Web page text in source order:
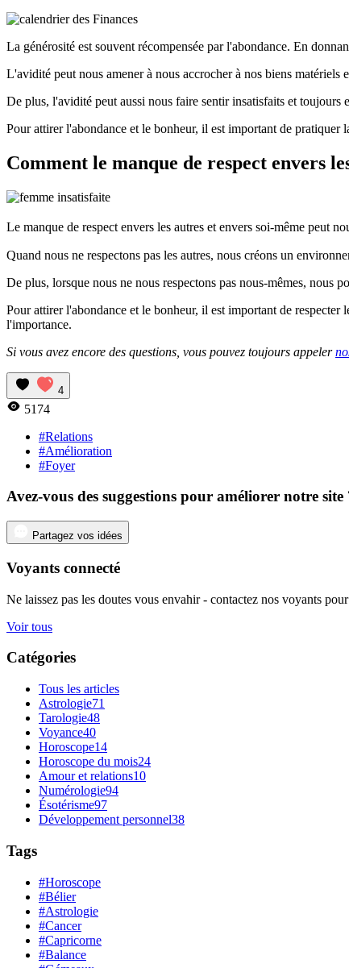
La générosité est souvent récompensée par l'abondance. En
L'avidité peut nous amener à nous accrocher à nos biens
De plus, l'avidité peut aussi nous faire sentir insatisfaits et toujours
Pour attirer l'abondance et le bonheur, il est important de pratiquer
Comment le manque de respect envers
Le manque de respect envers les autres et envers soi-même peut
Quand nous ne respectons pas les autres, nous créons un
De plus, lorsque nous ne nous respectons pas nous-mêmes, nous
Pour attirer l'abondance et le bonheur, il est important de respecter
l'importance.
Si vous avez encore des questions, vous pouvez toujours appeler
4
5174
#Relations
#Amélioration
#Foyer
Avez-vous des suggestions pour améliorer notre site
Partagez vos idées
Voyants connecté
Ne laissez pas les doutes vous envahir - contactez nos voyants
Voir tous
Catégories
Tous les articles
Astrologie71
Tarologie48
Voyance40
Horoscope14
Horoscope du mois24
Amour et relations10
Numérologie94
Ésotérisme97
Développement personnel38
Tags
#Horoscope
#Bélier
#Astrologie
#Cancer
#Capricorne
#Balance